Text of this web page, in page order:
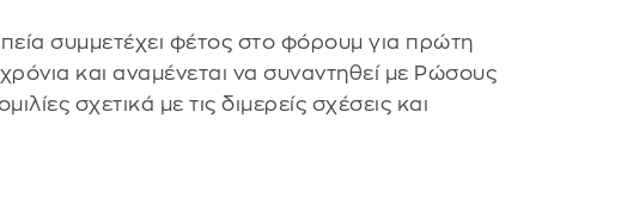
συμμετέχει φέτος στο φόρουμ για πρώτη
και αναμένεται να συναντηθεί με Ρώσους
σχετικά με τις διμερείς σχέσεις και